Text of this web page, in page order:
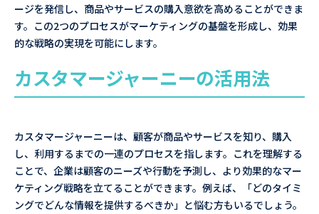
ージを発信し、商品やサービスの購入意欲を高めることができま
す。この2つのプロセスがマーケティングの基盤を形成し、効果
的な戦略の実現を可能にします。
カスタマージャーニーの活用法
カスタマージャーニーは、顧客が商品やサービスを知り、購入
し、利用するまでの一連のプロセスを指します。これを理解する
ことで、企業は顧客のニーズや行動を予測し、より効果的なマー
ケティング戦略を立てることができます。例えば、「どのタイミ
ングでどんな情報を提供するべきか」と悩む方もいるでしょう。